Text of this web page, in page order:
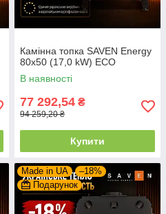
Камінна топка SAVEN Energy
80х50 (17,0 kW) ECO
В наявності
77 292,54 ₴
94 259,20 ₴
Купити
Made in UA
–18%
Подарунок